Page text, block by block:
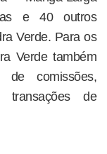
e 40 outros
Verde. Para os
Verde também
de comissões,
de